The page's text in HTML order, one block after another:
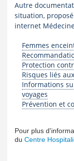
Autre
situation,
internet
Femmes
Protection
Risques liés
Informations
voyages
Prévention et
Pour plus
du Centre